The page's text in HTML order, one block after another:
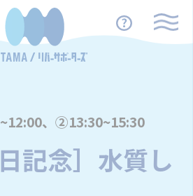
、②13:30~15:30
記念］水質し